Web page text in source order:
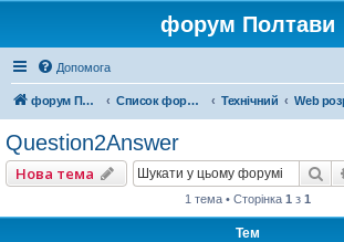
форум Полтави
Допомога
форум Полтави Список форумів Технічний
Question2Answer
Нова тема
1 тема • Сторінка 1 з 1
Тем